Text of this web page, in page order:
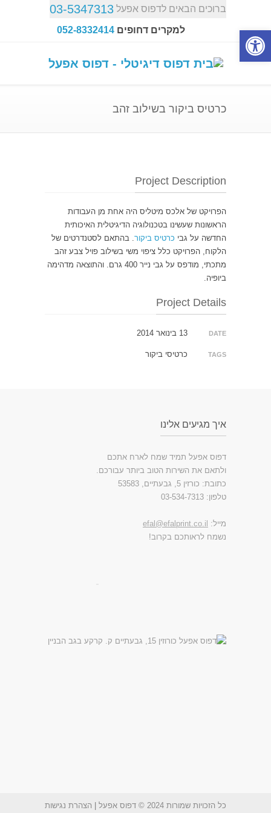
ברוכים הבאים לדפוס אפעל 03-5347313
למקרים דחופים 052-8332414
כרטיס ביקור בשילוב זהב
Project Description
הפרויקט של אלכס מיטליס היה אחת מן העבודות
הראשונות שעשינו בטכנולוגיה הדיגיטלית האיכותית
החדשה על גבי כרטיס ביקור. בהתאם לסטנדרטים של
הלקוח, הפרויקט כלל ציפוי משי בשילוב פויל צבע זהב
מתכתי, מודפס על גבי נייר 400 גרם. והתוצאה מדהימה
ביופיה.
Project Details
DATE
TAGS כרטיסי ביקור
איך מגיעים אלינו
דפוס אפעל תמיד שמח לארח אתכם
ולתאם את השירות הטוב ביותר עבורכם.
כתובת: כורזין 5, גבעתיים, 53583
טלפון: 03-534-7313
מייל: efal@efalprint.co.il
נשמח לראותכם בקרוב!
כל הזכויות שמורות 2024 © דפוס אפעל הצהרת נגישות
פתח סרגל נגישות